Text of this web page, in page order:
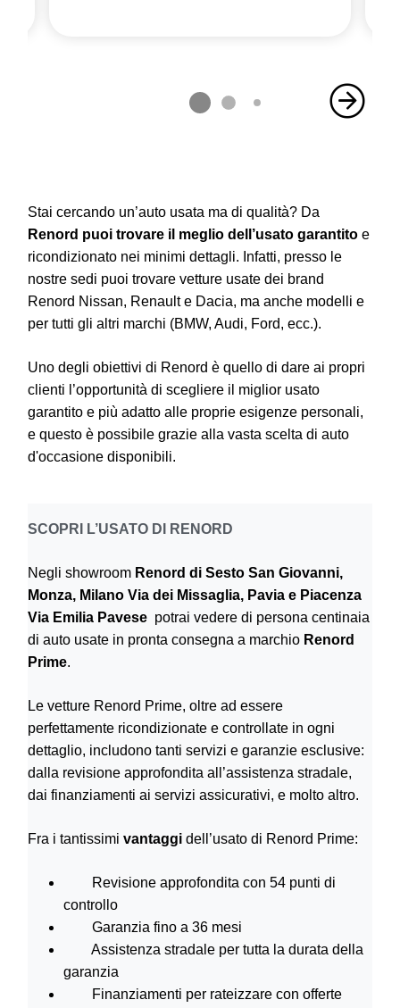
Stai cercando un’auto usata ma di qualità? Da
Renord puoi trovare il meglio dell’usato garantito e
ricondizionato nei minimi dettagli. Infatti, presso le
nostre sedi puoi trovare vetture usate dei brand
Renord Nissan, Renault e Dacia, ma anche modelli e
per tutti gli altri marchi (BMW, Audi, Ford, ecc.).
Uno degli obiettivi di Renord è quello di dare ai propri
clienti l’opportunità di scegliere il miglior usato
garantito e più adatto alle proprie esigenze personali,
e questo è possibile grazie alla vasta scelta di auto
d'occasione disponibili.
SCOPRI L’USATO DI RENORD
Negli showroom Renord di Sesto San Giovanni,
Monza, Milano Via dei Missaglia, Pavia e Piacenza
Via Emilia Pavese potrai vedere di persona centinaia
di auto usate in pronta consegna a marchio Renord
Prime.
Le vetture Renord Prime, oltre ad essere
perfettamente ricondizionate e controllate in ogni
dettaglio, includono tanti servizi e garanzie esclusive:
dalla revisione approfondita all’assistenza stradale,
dai finanziamenti ai servizi assicurativi, e molto altro.
Fra i tantissimi vantaggi dell’usato di Renord Prime:
Revisione approfondita con 54 punti di
controllo
Garanzia fino a 36 mesi
Assistenza stradale per tutta la durata della
garanzia
Finanziamenti per rateizzare con offerte